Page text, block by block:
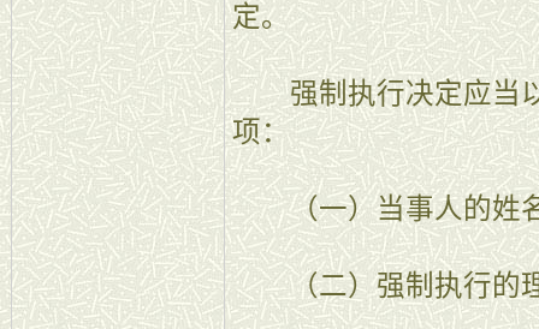
定。
强制执行决定应当以
项：
（一）当事人的姓名
（二）强制执行的